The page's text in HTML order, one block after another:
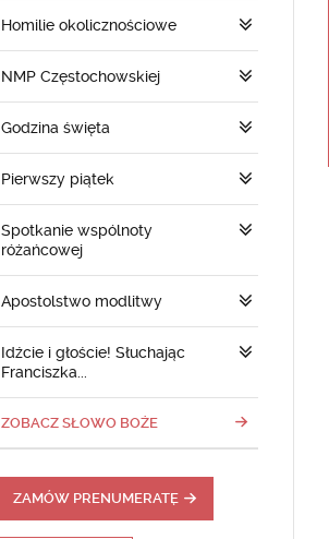
Homilie okolicznościowe
NMP Częstochowskiej
Godzina święta
Pierwszy piątek
Spotkanie wspólnoty
różańcowej
Apostolstwo modlitwy
Idźcie i głoście! Słuchając
Franciszka...
ZOBACZ SŁOWO BOŻE
ZAMÓW PRENUMERATĘ